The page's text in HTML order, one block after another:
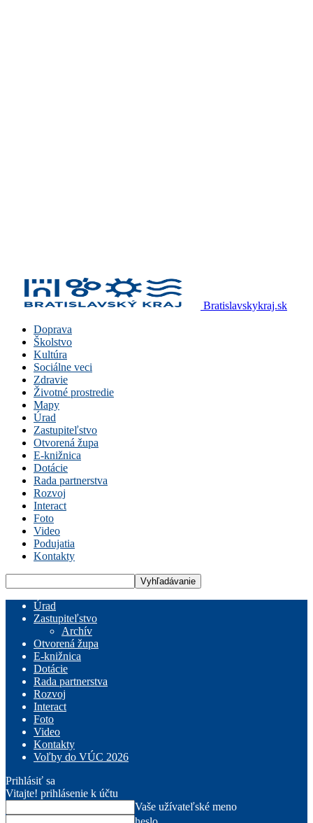
Bratislavskykraj.sk
Doprava
Školstvo
Kultúra
Sociálne veci
Zdravie
Životné prostredie
Mapy
Úrad
Zastupiteľstvo
Otvorená župa
E-knižnica
Dotácie
Rada partnerstva
Rozvoj
Interact
Foto
Video
Podujatia
Kontakty
Úrad
Zastupiteľstvo
Archív
Otvorená župa
E-knižnica
Dotácie
Rada partnerstva
Rozvoj
Interact
Foto
Video
Kontakty
Voľby do VÚC 2026
Prihlásiť sa
Vitajte! prihlásenie k účtu
Vaše užívateľské meno